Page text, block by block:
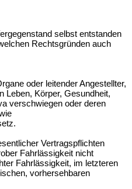
selbst entstanden
Rechtsgründen auch
oder leitender Angestellter,
Leben, Körper, Gesundheit,
verschwiegen oder deren
Vertragspflichten
Fahrlässigkeit nicht
Fahrlässigkeit, im letzteren
vorhersehbaren